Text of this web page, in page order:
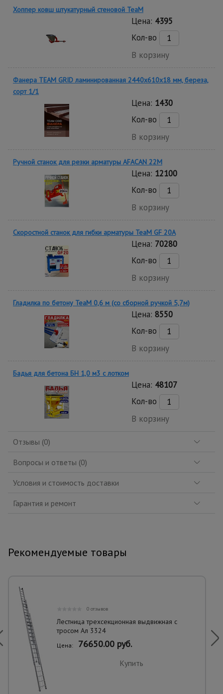
Хоппер ковш штукатурный стеновой TeaM
Цена: 4395
Кол-во
В корзину
Фанера TEAM GRID ламинированная 2440х610х18 мм, береза,
сорт 1/1
Цена: 1430
Кол-во
В корзину
Ручной станок для резки арматуры AFACAN 22M
Цена: 12100
Кол-во
В корзину
Скоростной станок для гибки арматуры ТеаМ GF 20A
Цена: 70280
Кол-во
В корзину
Гладилка по бетону TeaM 0,6 м (со сборной ручкой 5,7м)
Цена: 8550
Кол-во
В корзину
Бадья для бетона БН 1,0 м3 c лотком
Цена: 48107
Кол-во
В корзину
Отзывы (0)
Вопросы и ответы (0)
Условия и стоимость доставки
Гарантия и ремонт
Рекомендуемые товары
0 отзывов
Лестница трехсекционная выдвижная с
тросом Ал 3324
Цена: 76650.00 руб.
Купить